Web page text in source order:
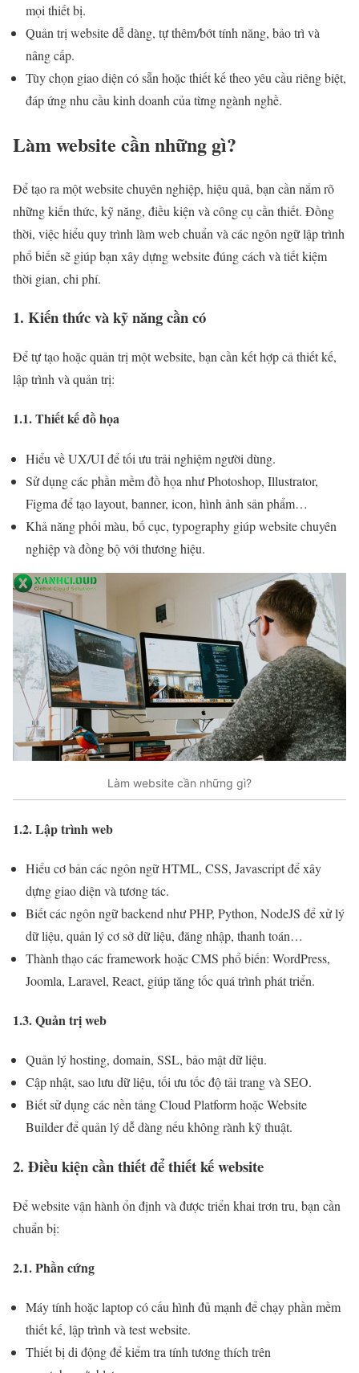
mọi thiết bị.
Quản trị website dễ dàng, tự thêm/bớt tính năng, bảo trì và
nâng cấp.
Tùy chọn giao diện có sẵn hoặc thiết kế theo yêu cầu riêng biệt,
đáp ứng nhu cầu kinh doanh của từng ngành nghề.
Làm website cần những gì?
Để tạo ra một website chuyên nghiệp, hiệu quả, bạn cần nắm rõ
những kiến thức, kỹ năng, điều kiện và công cụ cần thiết. Đồng
thời, việc hiểu quy trình làm web chuẩn và các ngôn ngữ lập trình
phổ biến sẽ giúp bạn xây dựng website đúng cách và tiết kiệm
thời gian, chi phí.
1. Kiến thức và kỹ năng cần có
Để tự tạo hoặc quản trị một website, bạn cần kết hợp cả thiết kế,
lập trình và quản trị:
1.1. Thiết kế đồ họa
Hiểu về UX/UI để tối ưu trải nghiệm người dùng.
Sử dụng các phần mềm đồ họa như Photoshop, Illustrator,
Figma để tạo layout, banner, icon, hình ảnh sản phẩm…
Khả năng phối màu, bố cục, typography giúp website chuyên
nghiệp và đồng bộ với thương hiệu.
Làm website cần những gì?
1.2. Lập trình web
Hiểu cơ bản các ngôn ngữ HTML, CSS, Javascript để xây
dựng giao diện và tương tác.
Biết các ngôn ngữ backend như PHP, Python, NodeJS để xử lý
dữ liệu, quản lý cơ sở dữ liệu, đăng nhập, thanh toán…
Thành thạo các framework hoặc CMS phổ biến: WordPress,
Joomla, Laravel, React, giúp tăng tốc quá trình phát triển.
1.3. Quản trị web
Quản lý hosting, domain, SSL, bảo mật dữ liệu.
Cập nhật, sao lưu dữ liệu, tối ưu tốc độ tải trang và SEO.
Biết sử dụng các nền tảng Cloud Platform hoặc Website
Builder để quản lý dễ dàng nếu không rành kỹ thuật.
2. Điều kiện cần thiết để thiết kế website
Để website vận hành ổn định và được triển khai trơn tru, bạn cần
chuẩn bị:
2.1. Phần cứng
Máy tính hoặc laptop có cấu hình đủ mạnh để chạy phần mềm
thiết kế, lập trình và test website.
Thiết bị di động để kiểm tra tính tương thích trên